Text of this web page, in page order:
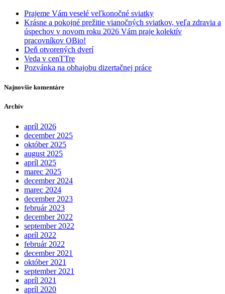
Prajeme Vám veselé veľkonočné sviatky
Krásne a pokojné prežitie vianočných sviatkov, veľa zdravia a
úspechov v novom roku 2026 Vám praje kolektív
pracovníkov OBio!
Deň otvorených dverí
Veda v cenTTre
Pozvánka na obhajobu dizertačnej práce
Najnovšie komentáre
Archív
apríl 2026
december 2025
október 2025
august 2025
apríl 2025
marec 2025
december 2024
marec 2024
december 2023
február 2023
december 2022
september 2022
apríl 2022
február 2022
december 2021
október 2021
september 2021
apríl 2021
apríl 2020